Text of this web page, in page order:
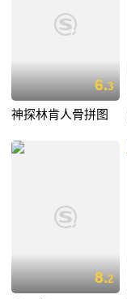
6.3
神探林肯人骨拼图
8.2